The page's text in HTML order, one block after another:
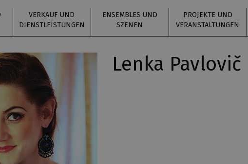
VERKAUF UND
DIENSTLEISTUNGEN
ENSEMBLES UND
SZENEN
PROJEKTE UND
VERANSTALTUNGEN
Lenka Pavlovič